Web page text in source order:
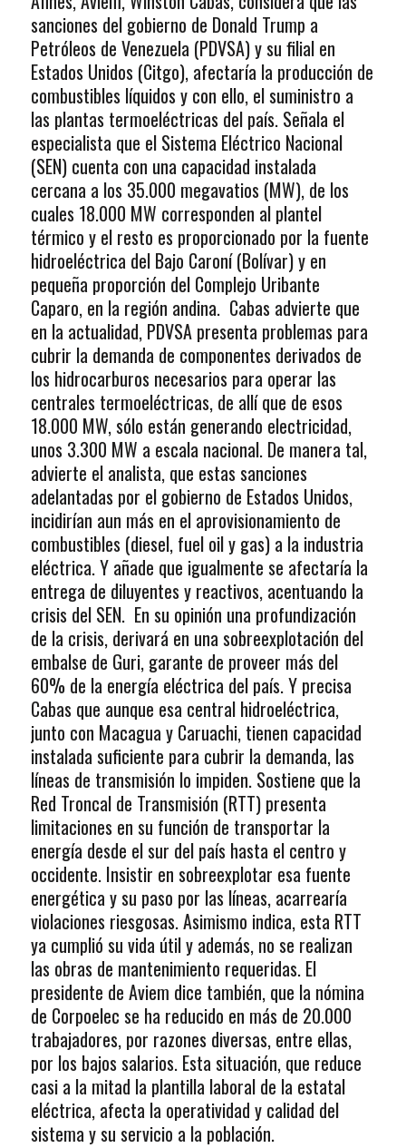
sanciones del gobierno de Donald Trump a
Petróleos de Venezuela (PDVSA) y su filial en
Estados Unidos (Citgo), afectaría la producción de
combustibles líquidos y con ello, el suministro a
las plantas termoeléctricas del país. Señala el
especialista que el Sistema Eléctrico Nacional
(SEN) cuenta con una capacidad instalada
cercana a los 35.000 megavatios (MW), de los
cuales 18.000 MW corresponden al plantel
térmico y el resto es proporcionado por la fuente
hidroeléctrica del Bajo Caroní (Bolívar) y en
pequeña proporción del Complejo Uribante
Caparo, en la región andina. Cabas advierte que
en la actualidad, PDVSA presenta problemas para
cubrir la demanda de componentes derivados de
los hidrocarburos necesarios para operar las
centrales termoeléctricas, de allí que de esos
18.000 MW, sólo están generando electricidad,
unos 3.300 MW a escala nacional. De manera tal,
advierte el analista, que estas sanciones
adelantadas por el gobierno de Estados Unidos,
incidirían aun más en el aprovisionamiento de
combustibles (diesel, fuel oil y gas) a la industria
eléctrica. Y añade que igualmente se afectaría la
entrega de diluyentes y reactivos, acentuando la
crisis del SEN. En su opinión una profundización
de la crisis, derivará en una sobreexplotación del
embalse de Guri, garante de proveer más del
60% de la energía eléctrica del país. Y precisa
Cabas que aunque esa central hidroeléctrica,
junto con Macagua y Caruachi, tienen capacidad
instalada suficiente para cubrir la demanda, las
líneas de transmisión lo impiden. Sostiene que la
Red Troncal de Transmisión (RTT) presenta
limitaciones en su función de transportar la
energía desde el sur del país hasta el centro y
occidente. Insistir en sobreexplotar esa fuente
energética y su paso por las líneas, acarrearía
violaciones riesgosas. Asimismo indica, esta RTT
ya cumplió su vida útil y además, no se realizan
las obras de mantenimiento requeridas. El
presidente de Aviem dice también, que la nómina
de Corpoelec se ha reducido en más de 20.000
trabajadores, por razones diversas, entre ellas,
por los bajos salarios. Esta situación, que reduce
casi a la mitad la plantilla laboral de la estatal
eléctrica, afecta la operatividad y calidad del
sistema y su servicio a la población.